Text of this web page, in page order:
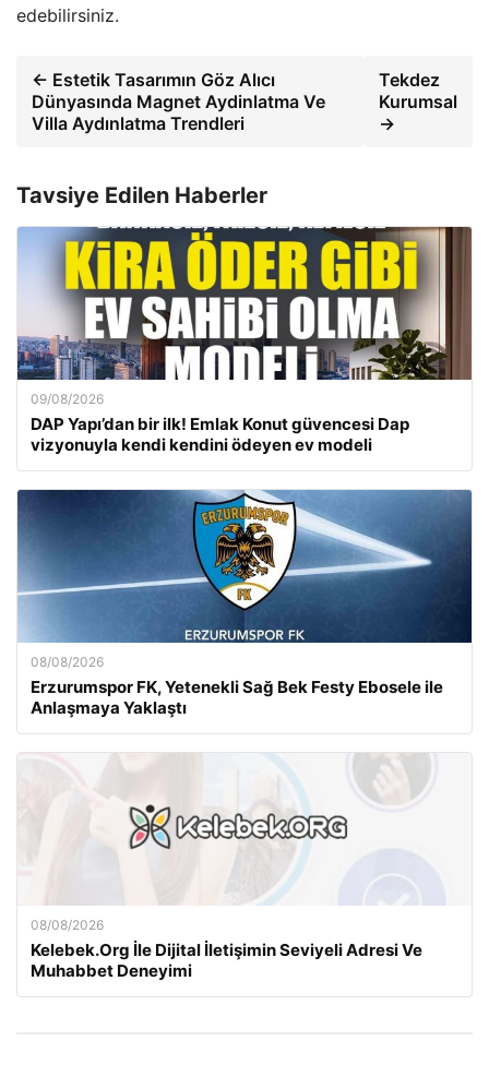
edebilirsiniz.
← Estetik Tasarımın Göz Alıcı
Dünyasında Magnet Aydinlatma Ve
Villa Aydınlatma Trendleri
Tekdez
Kurumsal
→
Tavsiye Edilen Haberler
09/08/2026
DAP Yapı’dan bir ilk! Emlak Konut güvencesi Dap
vizyonuyla kendi kendini ödeyen ev modeli
08/08/2026
Erzurumspor FK, Yetenekli Sağ Bek Festy Ebosele ile
Anlaşmaya Yaklaştı
08/08/2026
Kelebek.Org İle Dijital İletişimin Seviyeli Adresi Ve
Muhabbet Deneyimi